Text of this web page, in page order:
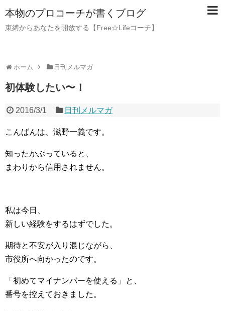
本物のプロコーチが書くブログ
束縛からあなたを開放する【Free☆Lifeコーチ】
ホーム 日刊メルマガ
初体験したい〜！
2016/3/1 日刊メルマガ
こんばんは、滋野一義です。
知ったかぶっていると、
まわりから信用されません。
私は今日、
新しい経験をするはずでした。
期待と不安が入り混じながら、
市役所へ向かったのです。
「初めてマイナンバーを使える」と、
番号を控えておきました。